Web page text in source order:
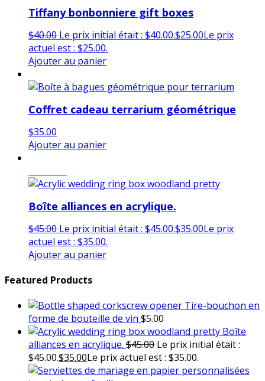
Tiffany bonbonniere gift boxes
$40.00 Le prix initial était : $40.00.$25.00Le prix
actuel est : $25.00.
Ajouter au panier
Coffret cadeau terrarium géométrique
$35.00
Ajouter au panier
Boîte alliances en acrylique.
$45.00 Le prix initial était : $45.00.$35.00Le prix
actuel est : $35.00.
Ajouter au panier
Featured Products
Tire-bouchon en
forme de bouteille de vin $5.00
Boîte
alliances en acrylique. $45.00 Le prix initial était :
$45.00.$35.00Le prix actuel est : $35.00.